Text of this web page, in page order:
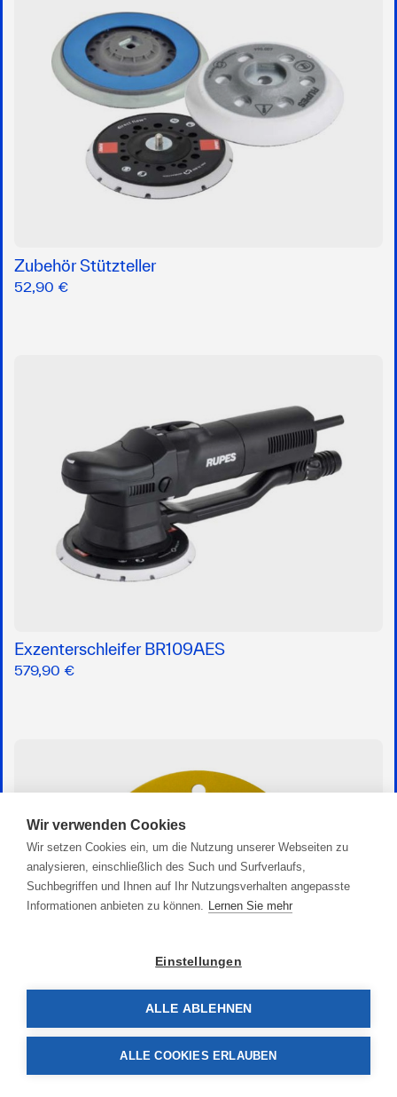
Zubehör Stützteller
52,90 €
Exzenterschleifer BR109AES
579,90 €
Schleifscheiben 150mm
Wir verwenden Cookies
Wir setzen Cookies ein, um die Nutzung unserer Webseiten zu
analysieren, einschließlich des Such und Surfverlaufs,
Suchbegriffen und Ihnen auf Ihr Nutzungsverhalten angepasste
Informationen anbieten zu können. Lernen Sie mehr
Einstellungen
ALLE ABLEHNEN
ALLE COOKIES ERLAUBEN